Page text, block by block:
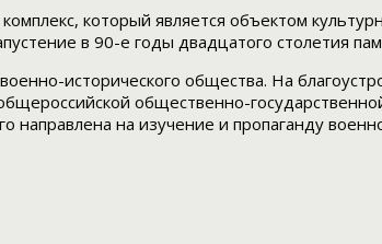
который является объектом
в 90-е годы двадцатого столетия
исторического общества. На
общественно-
направлена на изучение и пропаганду